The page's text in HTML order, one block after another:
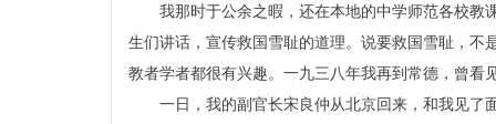
我那时于公余之暇，还在本地的中学师范各校教
生们讲话，宣传救国雪耻的道理。说要救国雪耻，
教者学者都很有兴趣。一九三八年我再到常德，曾
一日，我的副官长宋良仲从北京回来，和我见了